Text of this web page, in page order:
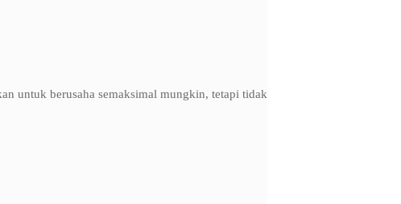
untuk berusaha semaksimal mungkin, tetapi tidak